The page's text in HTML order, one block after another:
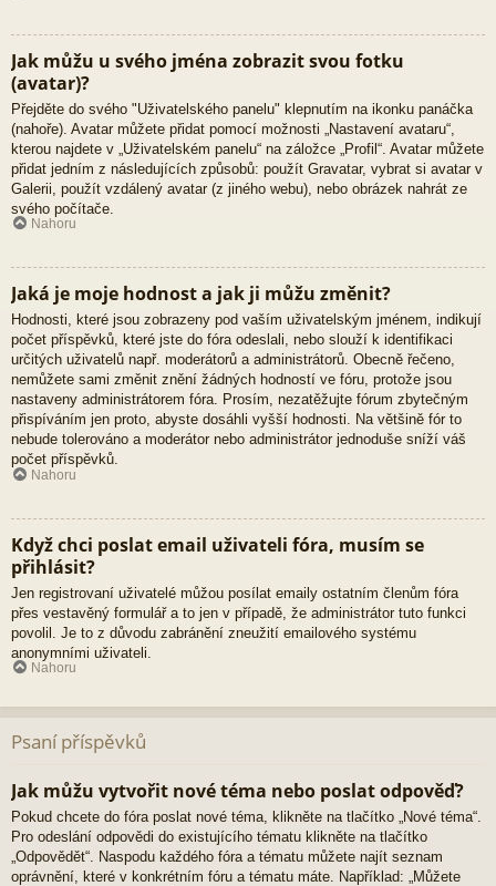
Jak můžu u svého jména zobrazit svou fotku
(avatar)?
Přejděte do svého "Uživatelského panelu" klepnutím na ikonku panáčka
(nahoře). Avatar můžete přidat pomocí možnosti „Nastavení avataru“,
kterou najdete v „Uživatelském panelu“ na záložce „Profil“. Avatar můžete
přidat jedním z následujících způsobů: použít Gravatar, vybrat si avatar v
Galerii, použít vzdálený avatar (z jiného webu), nebo obrázek nahrát ze
svého počítače.
Nahoru
Jaká je moje hodnost a jak ji můžu změnit?
Hodnosti, které jsou zobrazeny pod vaším uživatelským jménem, indikují
počet příspěvků, které jste do fóra odeslali, nebo slouží k identifikaci
určitých uživatelů např. moderátorů a administrátorů. Obecně řečeno,
nemůžete sami změnit znění žádných hodností ve fóru, protože jsou
nastaveny administrátorem fóra. Prosím, nezatěžujte fórum zbytečným
přispíváním jen proto, abyste dosáhli vyšší hodnosti. Na většině fór to
nebude tolerováno a moderátor nebo administrátor jednoduše sníží váš
počet příspěvků.
Nahoru
Když chci poslat email uživateli fóra, musím se
přihlásit?
Jen registrovaní uživatelé můžou posílat emaily ostatním členům fóra
přes vestavěný formulář a to jen v případě, že administrátor tuto funkci
povolil. Je to z důvodu zabránění zneužití emailového systému
anonymními uživateli.
Nahoru
Psaní příspěvků
Jak můžu vytvořit nové téma nebo poslat odpověď?
Pokud chcete do fóra poslat nové téma, klikněte na tlačítko „Nové téma“.
Pro odeslání odpovědi do existujícího tématu klikněte na tlačítko
„Odpovědět“. Naspodu každého fóra a tématu můžete najít seznam
oprávnění, které v konkrétním fóru a tématu máte. Například: „Můžete